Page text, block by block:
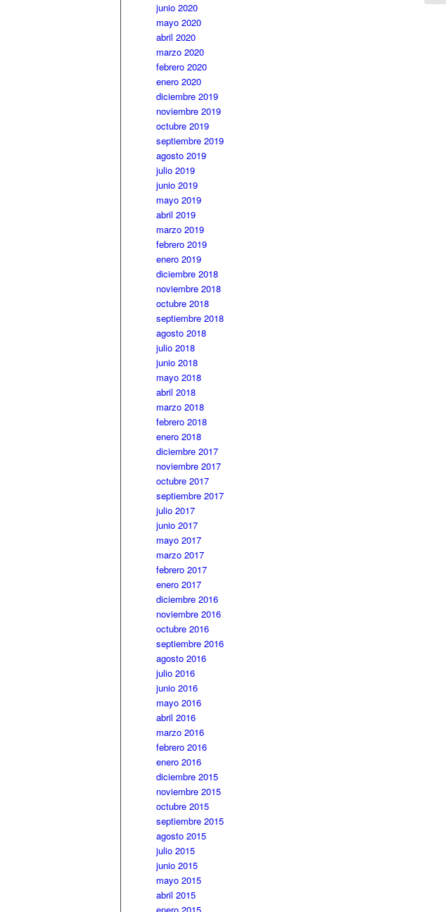
junio 2020
mayo 2020
abril 2020
marzo 2020
febrero 2020
enero 2020
diciembre 2019
noviembre 2019
octubre 2019
septiembre 2019
agosto 2019
julio 2019
junio 2019
mayo 2019
abril 2019
marzo 2019
febrero 2019
enero 2019
diciembre 2018
noviembre 2018
octubre 2018
septiembre 2018
agosto 2018
julio 2018
junio 2018
mayo 2018
abril 2018
marzo 2018
febrero 2018
enero 2018
diciembre 2017
noviembre 2017
octubre 2017
septiembre 2017
julio 2017
junio 2017
mayo 2017
marzo 2017
febrero 2017
enero 2017
diciembre 2016
noviembre 2016
octubre 2016
septiembre 2016
agosto 2016
julio 2016
junio 2016
mayo 2016
abril 2016
marzo 2016
febrero 2016
enero 2016
diciembre 2015
noviembre 2015
octubre 2015
septiembre 2015
agosto 2015
julio 2015
junio 2015
mayo 2015
abril 2015